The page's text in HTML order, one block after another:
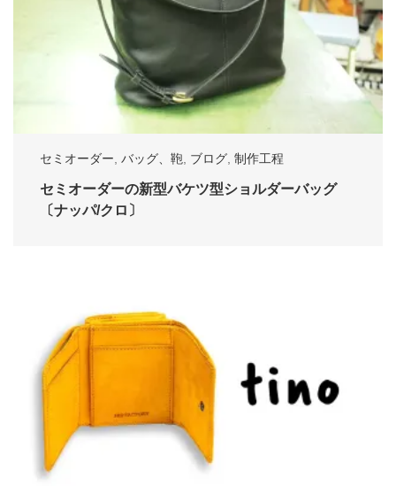
セミオーダー バッグ、鞄 ブログ 制作工程
セミオーダーの新型バケツ型ショルダーバッグ
〔ナッパ/クロ〕